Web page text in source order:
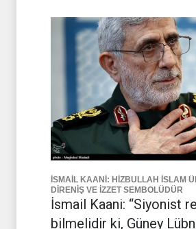
İSMAİL KAANİ: HİZBULLAH İSLAM
DİRENİŞ VE İZZET SEMBOLÜDÜR
İsmail Kaani: “Siyonist
bilmelidir ki, Güney